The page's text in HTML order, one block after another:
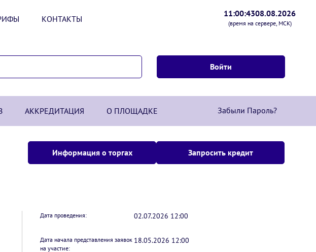
КОНТАКТЫ
11:00:4408.08.2026
(время на сервере, МСК)
АККРЕДИТАЦИЯ О ПЛОЩАДКЕ Забыли Пароль?
Информация о торгах Запросить кредит
Дата проведения: 02.07.2026 12:00
Дата начала представления заявок
на участие:
18.05.2026 12:00